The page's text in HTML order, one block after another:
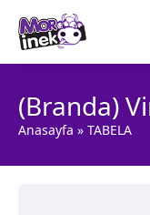
(Branda)
Anasayfa » TABELA